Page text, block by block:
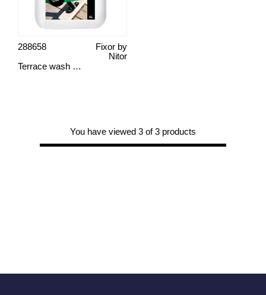
Terrace wash Premium Fixor 4 L
Fixor by
Nitor
288658
You have viewed 3 of 3 products